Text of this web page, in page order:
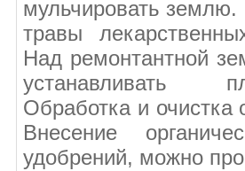
мульчировать
травы
Над ремонтантной
устанавливать
Обработка и
Внесение
удобрений, можно